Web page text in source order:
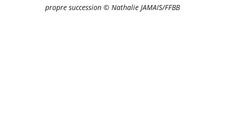
propre succession © Nathalie JAMAIS/FFBB